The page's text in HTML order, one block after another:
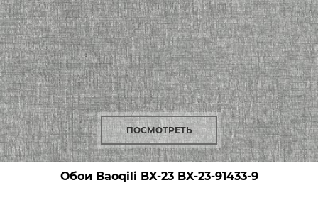
ПОСМОТРЕТЬ
Обои Baoqili BX-23BX-23-91433-9